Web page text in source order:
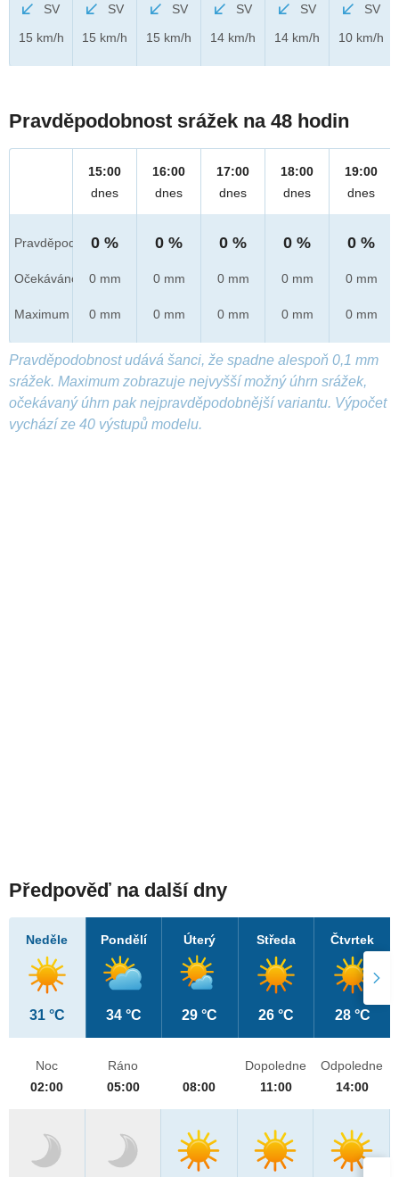
SV
15 km/h
SV
15 km/h
SV
15 km/h
SV
14 km/h
SV
14 km/h
SV
10 km/h
Pravděpodobnost srážek na 48 hodin
Pravděpod.
Očekáváno
Maximum
15:00
dnes
0 %
0 mm
0 mm
16:00
dnes
0 %
0 mm
0 mm
17:00
dnes
0 %
0 mm
0 mm
18:00
dnes
0 %
0 mm
0 mm
19:00
dnes
0 %
0 mm
0 mm
Pravděpodobnost udává šanci, že spadne alespoň 0,1 mm
srážek. Maximum zobrazuje nejvyšší možný úhrn srážek,
očekávaný úhrn pak nejpravděpodobnější variantu. Výpočet
vychází ze 40 výstupů modelu.
Předpověď na další dny
Neděle
31 °C
Pondělí
34 °C
Úterý
29 °C
Středa
26 °C
Čtvrtek
28 °C
Noc
02:00
Ráno
05:00
08:00
Dopoledne
11:00
Odpoledne
14:00